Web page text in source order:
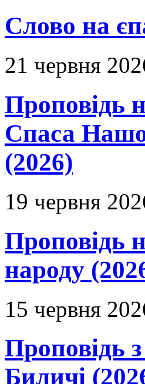
Слово на
21 червня
Проповідь
Спаса
(2026)
19 червня
Проповідь
народу
15 червня
Проповідь
Биличі